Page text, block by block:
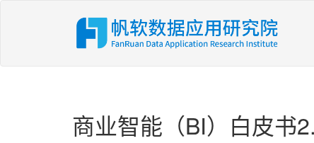
商业智能（BI）白皮书